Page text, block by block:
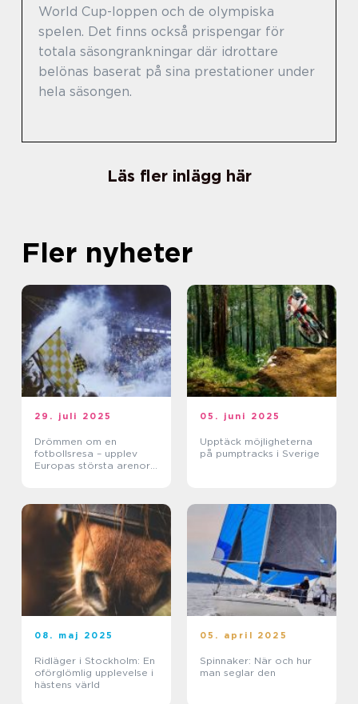
World Cup-loppen och de olympiska
spelen. Det finns också prispengar för
totala säsongrankningar där idrottare
belönas baserat på sina prestationer under
hela säsongen.
Läs fler inlägg här
Fler nyheter
29. juli 2025
Drömmen om en
fotbollsresa – upplev
Europas största arenor
05. juni 2025
Upptäck möjligheterna
på pumptracks i Sverige
08. maj 2025
Ridläger i Stockholm: En
oförglömlig upplevelse i
hästens värld
05. april 2025
Spinnaker: När och hur
man seglar den